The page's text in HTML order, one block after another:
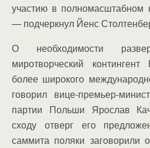
участию в полномасштабном
— подчеркнул Йенс
О необходимости
миротворческий
более широкого
говорил вице-премьер-
партии Польши Ярослав
сходу отверг его
саммита поляки заговорили